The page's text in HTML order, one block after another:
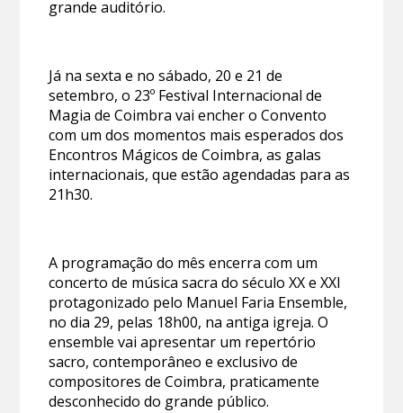
grande auditório.
Já na sexta e no sábado, 20 e 21 de
setembro, o 23º Festival Internacional de
Magia de Coimbra vai encher o Convento
com um dos momentos mais esperados dos
Encontros Mágicos de Coimbra, as galas
internacionais, que estão agendadas para as
21h30.
A programação do mês encerra com um
concerto de música sacra do século XX e XXI
protagonizado pelo Manuel Faria Ensemble,
no dia 29, pelas 18h00, na antiga igreja. O
ensemble vai apresentar um repertório
sacro, contemporâneo e exclusivo de
compositores de Coimbra, praticamente
desconhecido do grande público.